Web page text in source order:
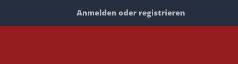
Anmelden oder registrieren